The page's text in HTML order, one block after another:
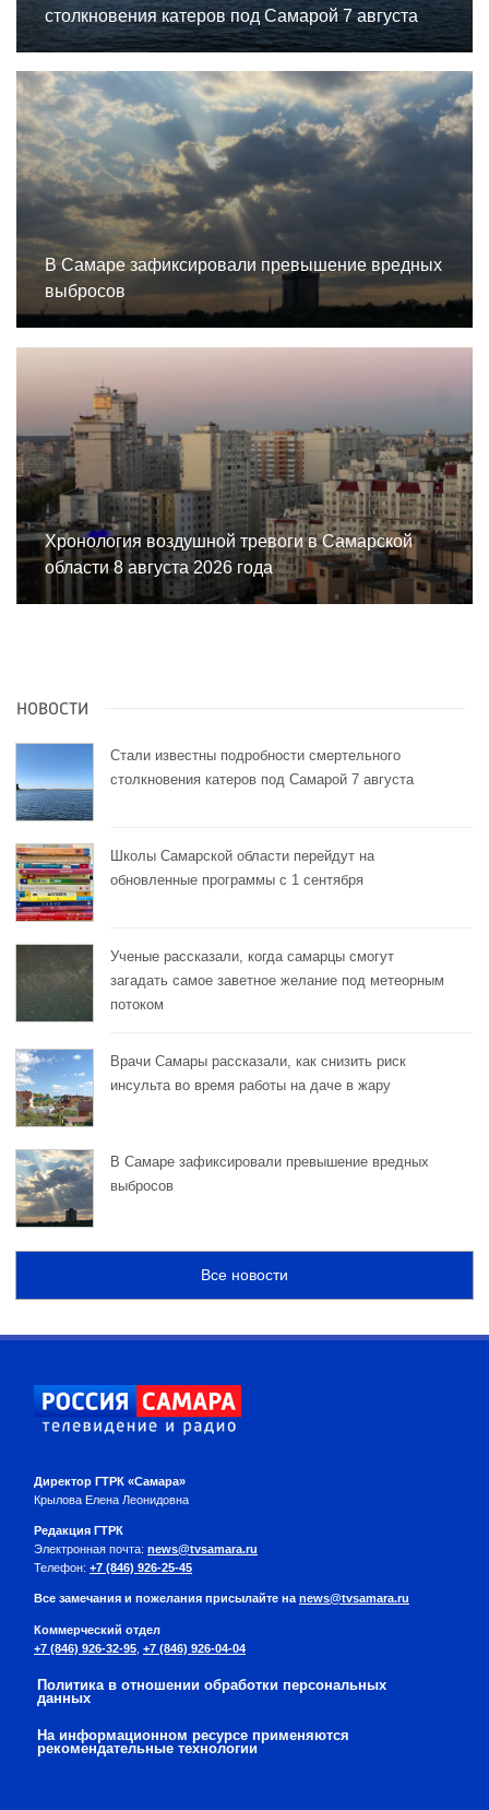
столкновения катеров под Самарой 7 августа
В Самаре зафиксировали превышение вредных
выбросов
Хронология воздушной тревоги в Самарской
области 8 августа 2026 года
НОВОСТИ
Стали известны подробности смертельного
столкновения катеров под Самарой 7 августа
Школы Самарской области перейдут на
обновленные программы с 1 сентября
Ученые рассказали, когда самарцы смогут
загадать самое заветное желание под метеорным
потоком
Врачи Самары рассказали, как снизить риск
инсульта во время работы на даче в жару
В Самаре зафиксировали превышение вредных
выбросов
Все новости
Директор ГТРК «Самара»
Крылова Елена Леонидовна
Редакция ГТРК
Электронная почта: news@tvsamara.ru
Телефон: +7 (846) 926-25-45
Все замечания и пожелания присылайте на news@tvsamara.ru
Коммерческий отдел
+7 (846) 926-32-95 +7 (846) 926-04-04
Политика в отношении обработки персональных
данных
На информационном ресурсе применяются
рекомендательные технологии